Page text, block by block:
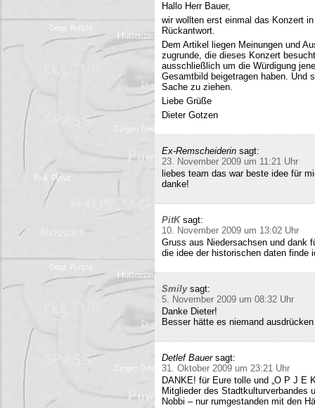
Hallo Herr Bauer,
wir wollten erst einmal das Konzert
Rückantwort.
Dem Artikel liegen Meinungen und
zugrunde, die dieses Konzert
ausschließlich um die Würdigung
Gesamtbild beigetragen haben. Und
Sache zu ziehen.
Liebe Grüße
Dieter Gotzen
Ex-Remscheiderin sagt:
23. November 2009 um 11:21 Uhr
liebes team das war beste idee für
danke!
PitK sagt:
10. November 2009 um 13:02 Uhr
Gruss aus Niedersachsen und dank
die idee der historischen daten finde
Smily sagt:
5. November 2009 um 08:32 Uhr
Danke Dieter!
Besser hätte es niemand
Detlef Bauer sagt:
31. Oktober 2009 um 23:21 Uhr
DANKE! für Eure tolle und „O P J E
Mitglieder des Stadtkulturverbandes
Nobbi – nur rumgestanden mit den